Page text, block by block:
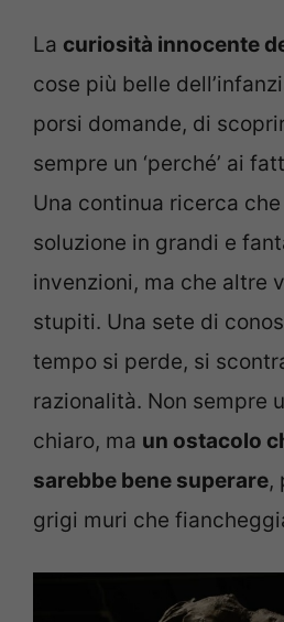
La curiosità innocente
cose più belle
porsi domande, di
sempre un ‘perché’ ai
Una continua ricerca
soluzione in grandi e
invenzioni, ma che altre
stupiti. Una sete di
tempo si perde, si
razionalità. Non sempre
chiaro, ma un ostacolo
sarebbe bene superare,
grigi muri che